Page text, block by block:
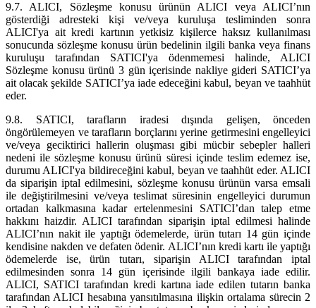
9.7. ALICI, Sözleşme konusu ürünün ALICI veya ALICI’nın
gösterdiği adresteki kişi ve/veya kuruluşa tesliminden sonra
ALICI'ya ait kredi kartının yetkisiz kişilerce haksız kullanılması
sonucunda sözleşme konusu ürün bedelinin ilgili banka veya finans
kuruluşu tarafından SATICI'ya ödenmemesi halinde, ALICI
Sözleşme konusu ürünü 3 gün içerisinde nakliye gideri SATICI’ya
ait olacak şekilde SATICI’ya iade edeceğini kabul, beyan ve taahhüt
eder.
9.8. SATICI, tarafların iradesi dışında gelişen, önceden
öngörülemeyen ve tarafların borçlarını yerine getirmesini engelleyici
ve/veya geciktirici hallerin oluşması gibi mücbir sebepler halleri
nedeni ile sözleşme konusu ürünü süresi içinde teslim edemez ise,
durumu ALICI'ya bildireceğini kabul, beyan ve taahhüt eder. ALICI
da siparişin iptal edilmesini, sözleşme konusu ürünün varsa emsali
ile değiştirilmesini ve/veya teslimat süresinin engelleyici durumun
ortadan kalkmasına kadar ertelenmesini SATICI’dan talep etme
hakkını haizdir. ALICI tarafından siparişin iptal edilmesi halinde
ALICI’nın nakit ile yaptığı ödemelerde, ürün tutarı 14 gün içinde
kendisine nakden ve defaten ödenir. ALICI’nın kredi kartı ile yaptığı
ödemelerde ise, ürün tutarı, siparişin ALICI tarafından iptal
edilmesinden sonra 14 gün içerisinde ilgili bankaya iade edilir.
ALICI, SATICI tarafından kredi kartına iade edilen tutarın banka
tarafından ALICI hesabına yansıtılmasına ilişkin ortalama sürecin 2